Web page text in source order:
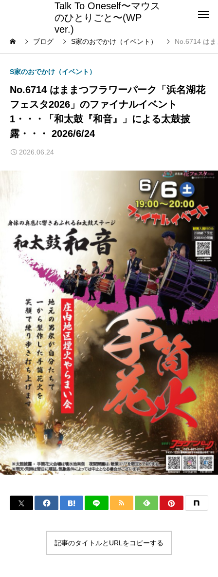
Talk To Oneself〜マウス
のひとりごと〜(WP
ver.)
ブログ S家のおでかけ（イベント） No.6714 は
S家のおでかけ（イベント）
No.6714 はままつフラワーパーク「浜名湖花
フェスタ2026」のファイナルイベント
1・・・「和太鼓『和音』」による太鼓披
露・・・ 2026/6/24
2026.06.24
記事のタイトルとURLをコピーする